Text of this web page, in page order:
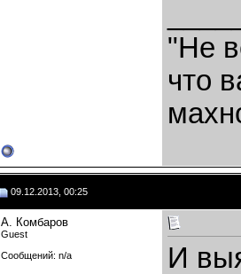
"Не
что
09.12.2013, 00:25
А. Комбаров
Guest
Сообщений: n/a
И